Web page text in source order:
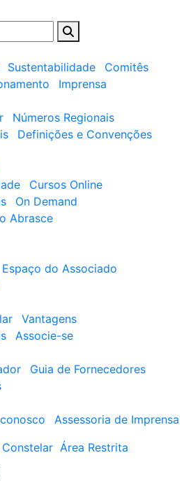
Sustentabilidade
Comitês
Imprensa
Números Regionais
Definições e Convenções
Cursos Online
On Demand
Abrasce
Espaço do Associado
Vantagens
Associe-se
Guia de Fornecedores
Assessoria de Imprensa
Constelar Área Restrita